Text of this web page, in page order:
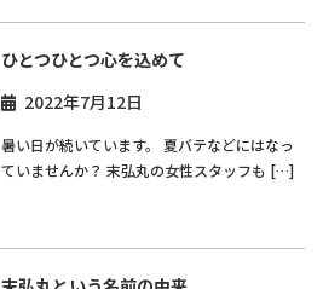
ひとつひとつ心を込めて
2022年7月12日
暑い日が続いています。 夏バテなどにはなっ
ていませんか？ 末弘丸の女性スタッフも […]